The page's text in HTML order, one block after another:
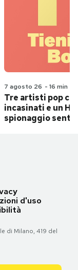
7 agosto 26 - 16 min
Tre artisti pop
incasinati e un
spionaggio
d'uso
di Milano, 419 del